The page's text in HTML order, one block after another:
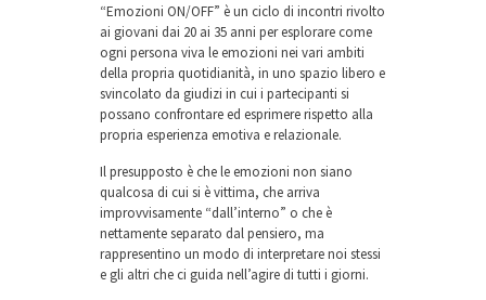
“Emozioni ON/OFF” è un ciclo di incontri rivolto
ai giovani dai 20 ai 35 anni per esplorare come
ogni persona viva le emozioni nei vari ambiti
della propria quotidianità, in uno spazio libero e
svincolato da giudizi in cui i partecipanti si
possano confrontare ed esprimere rispetto alla
propria esperienza emotiva e relazionale.
Il presupposto è che le emozioni non siano
qualcosa di cui si è vittima, che arriva
improvvisamente “dall’interno” o che è
nettamente separato dal pensiero, ma
rappresentino un modo di interpretare noi stessi
e gli altri che ci guida nell’agire di tutti i giorni.